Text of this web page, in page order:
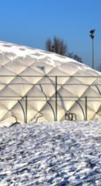
IRZYK EN